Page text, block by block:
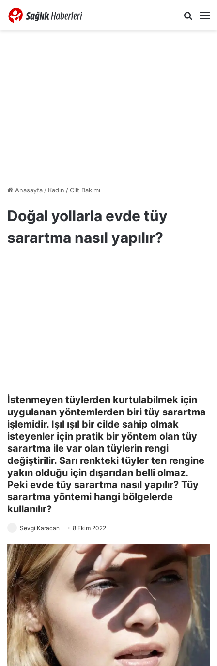
Anasayfa/ Kadın /Cilt Bakımı
Doğal yollarla evde tüy
sarartma nasıl yapılır?
İstenmeyen tüylerden kurtulabilmek için
uygulanan yöntemlerden biri tüy sarartma
işlemidir. Işıl ışıl bir cilde sahip olmak
isteyenler için pratik bir yöntem olan tüy
sarartma ile var olan tüylerin rengi
değiştirilir. Sarı renkteki tüyler ten rengine
yakın olduğu için dışarıdan belli olmaz.
Peki evde tüy sarartma nasıl yapılır? Tüy
sarartma yöntemi hangi bölgelerde
kullanılır?
Sevgi Karacan 8 Ekim 2022